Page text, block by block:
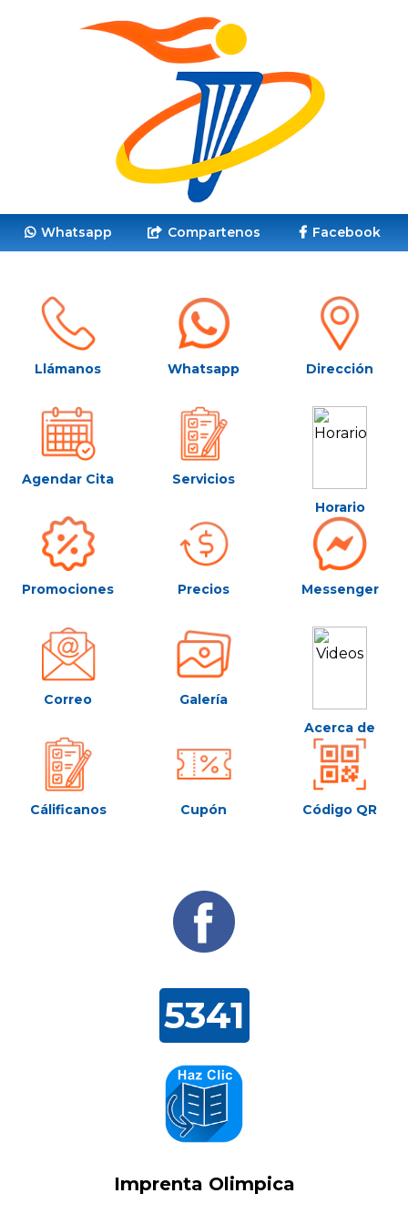
Whatsapp Compartenos Facebook
Llámanos Whatsapp Dirección
Agendar Cita
Servicios
Horario
Promociones Precios Messenger
Correo
Galería
Acerca de
Cálificanos Cupón Código QR
5341
Imprenta Olimpica